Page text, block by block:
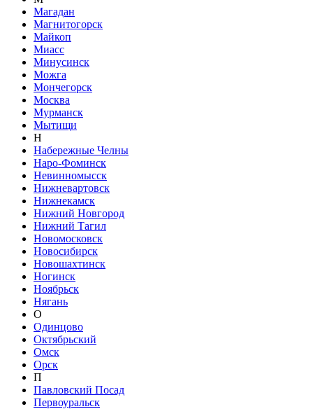
Магадан
Магнитогорск
Майкоп
Миасс
Минусинск
Можга
Мончегорск
Москва
Мурманск
Мытищи
Н
Набережные Челны
Наро-Фоминск
Невинномысск
Нижневартовск
Нижнекамск
Нижний Новгород
Нижний Тагил
Новомосковск
Новосибирск
Новошахтинск
Ногинск
Ноябрьск
Нягань
О
Одинцово
Октябрьский
Омск
Орск
П
Павловский Посад
Первоуральск